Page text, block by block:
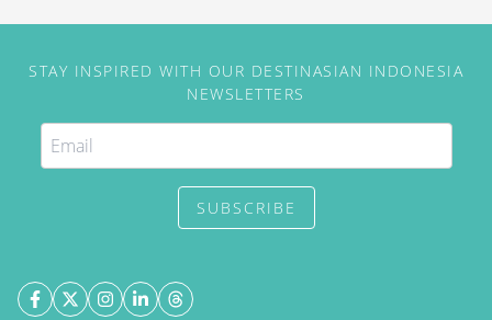
STAY INSPIRED WITH OUR DESTINASIAN INDONESIA
NEWSLETTERS
SUBSCRIBE